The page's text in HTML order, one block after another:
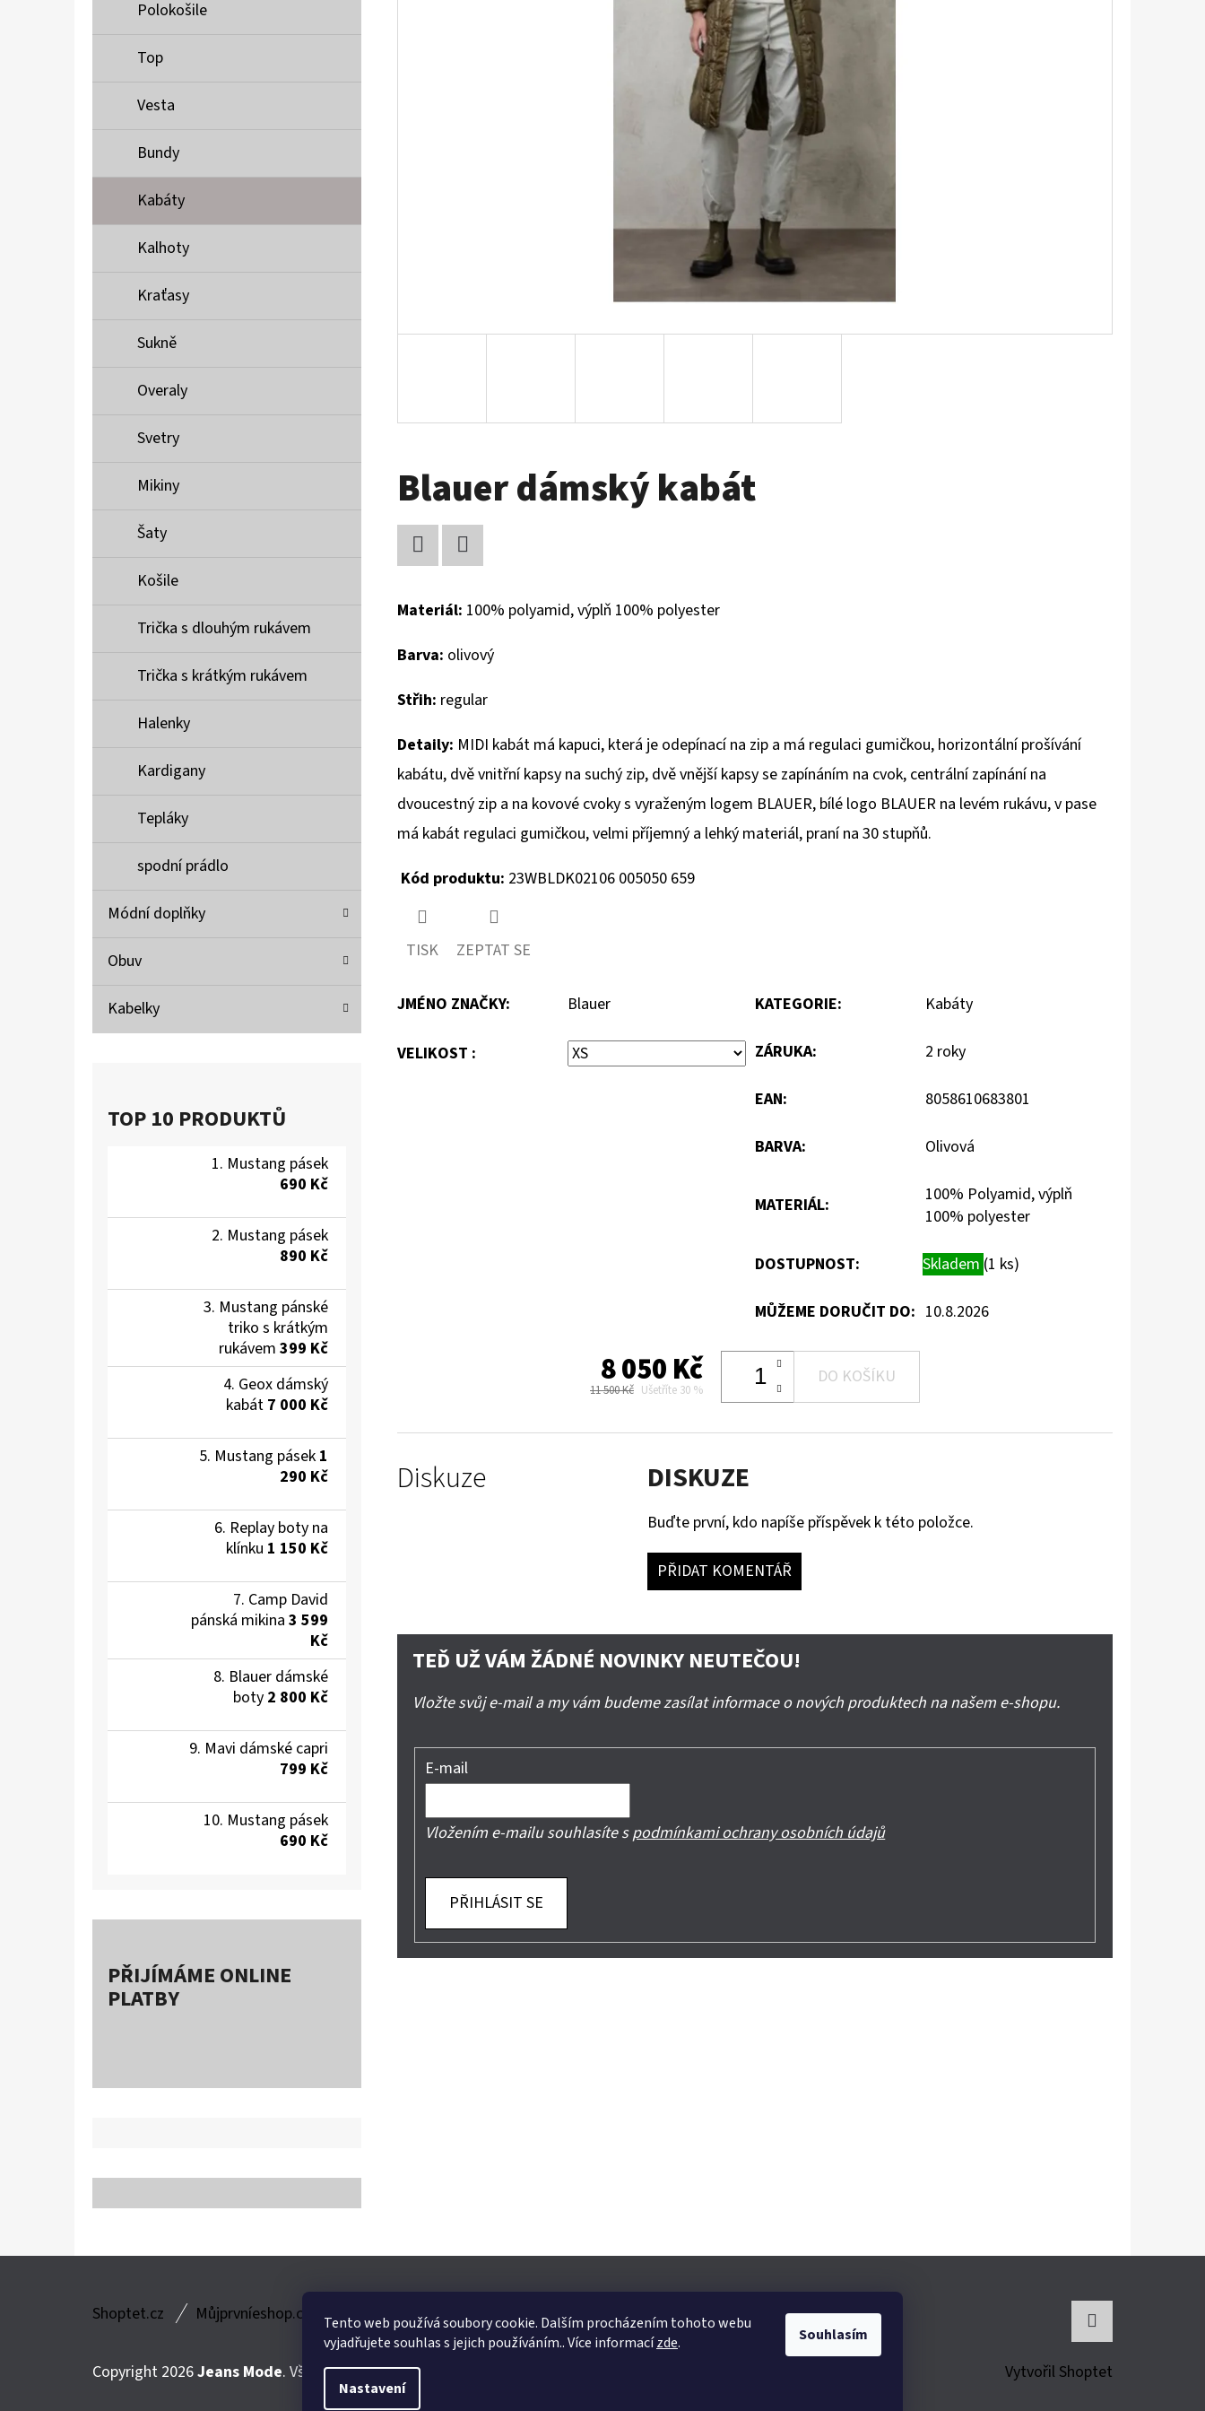
Tento web používá soubory cookie. Dalším procházením tohoto webu
vyjadřujete souhlas s jejich používáním.. Více informacízde.
Nastavení
Souhlasím
Polokošile
Top
Vesta
Bundy
Kabáty
Kalhoty
Kraťasy
Sukně
Overaly
Svetry
Mikiny
Šaty
Košile
Trička s dlouhým rukávem
Trička s krátkým rukávem
Halenky
Kardigany
Tepláky
spodní prádlo
Módní doplňky
Obuv
Kabelky
TOP 10 PRODUKTŮ
Mustang pásek
690 Kč
Mustang pásek
890 Kč
Mustang pánské
triko s krátkým
rukávem 399 Kč
Geox dámský
kabát 7 000 Kč
Mustang pásek 1
290 Kč
Replay boty na
klínku 1 150 Kč
Camp David
pánská mikina 3 599
Kč
Blauer dámské
boty 2 800 Kč
Mavi dámské capri
799 Kč
Mustang pásek
690 Kč
PŘIJÍMÁME ONLINE
PLATBY
Blauer dámský kabát
Materiál: 100% polyamid, výplň 100% polyester
Barva: olivový
Střih: regular
Detaily: MIDI kabát má kapuci, která je odepínací na zip a má regulaci gumičkou, horizontální prošívání
kabátu, dvě vnitřní kapsy na suchý zip, dvě vnější kapsy se zapínáním na cvok, centrálnízapínání na
dvoucestný zip a na kovové cvoky s vyraženým logem BLAUER, bílé logo BLAUER na levém rukávu, v pase
má kabát regulaci gumičkou, velmi příjemný a lehký materiál, praní na 30 stupňů.
Kód produktu: 23WBLDK02106 005050 659
TISK ZEPTAT SE
JMÉNO ZNAČKY: Blauer
VELIKOST :
KATEGORIE: Kabáty
ZÁRUKA: 2 roky
EAN: 8058610683801
BARVA: Olivová
MATERIÁL:
100% Polyamid, výplň
100% polyester
DOSTUPNOST: Skladem (1 ks)
MŮŽEME DORUČIT DO: 10.8.2026
8 050 Kč
11 500 Kč Ušetříte 30 %
DO KOŠÍKU
Diskuze DISKUZE
Buďte první, kdo napíše příspěvek k této položce.
PŘIDAT KOMENTÁŘ
TEĎ UŽ VÁM ŽÁDNÉ NOVINKY NEUTEČOU!
Vložte svůj e-mail a my vám budeme zasílat informace o nových produktech na našem e-shopu.
E-mail
Vložením e-mailu souhlasíte spodmínkami ochrany osobních údajů
PŘIHLÁSIT SE
MUSTANG PÁSEK
MUSTANG PÁNSKÉ TRIKO S KRÁTKÝM
RUKÁVEM
399 Kč
Shoptet.cz
Můjprvníeshop.cz
Vytvořil Shoptet
Copyright 2026Jeans Mode. Všechna práva vyhrazena.